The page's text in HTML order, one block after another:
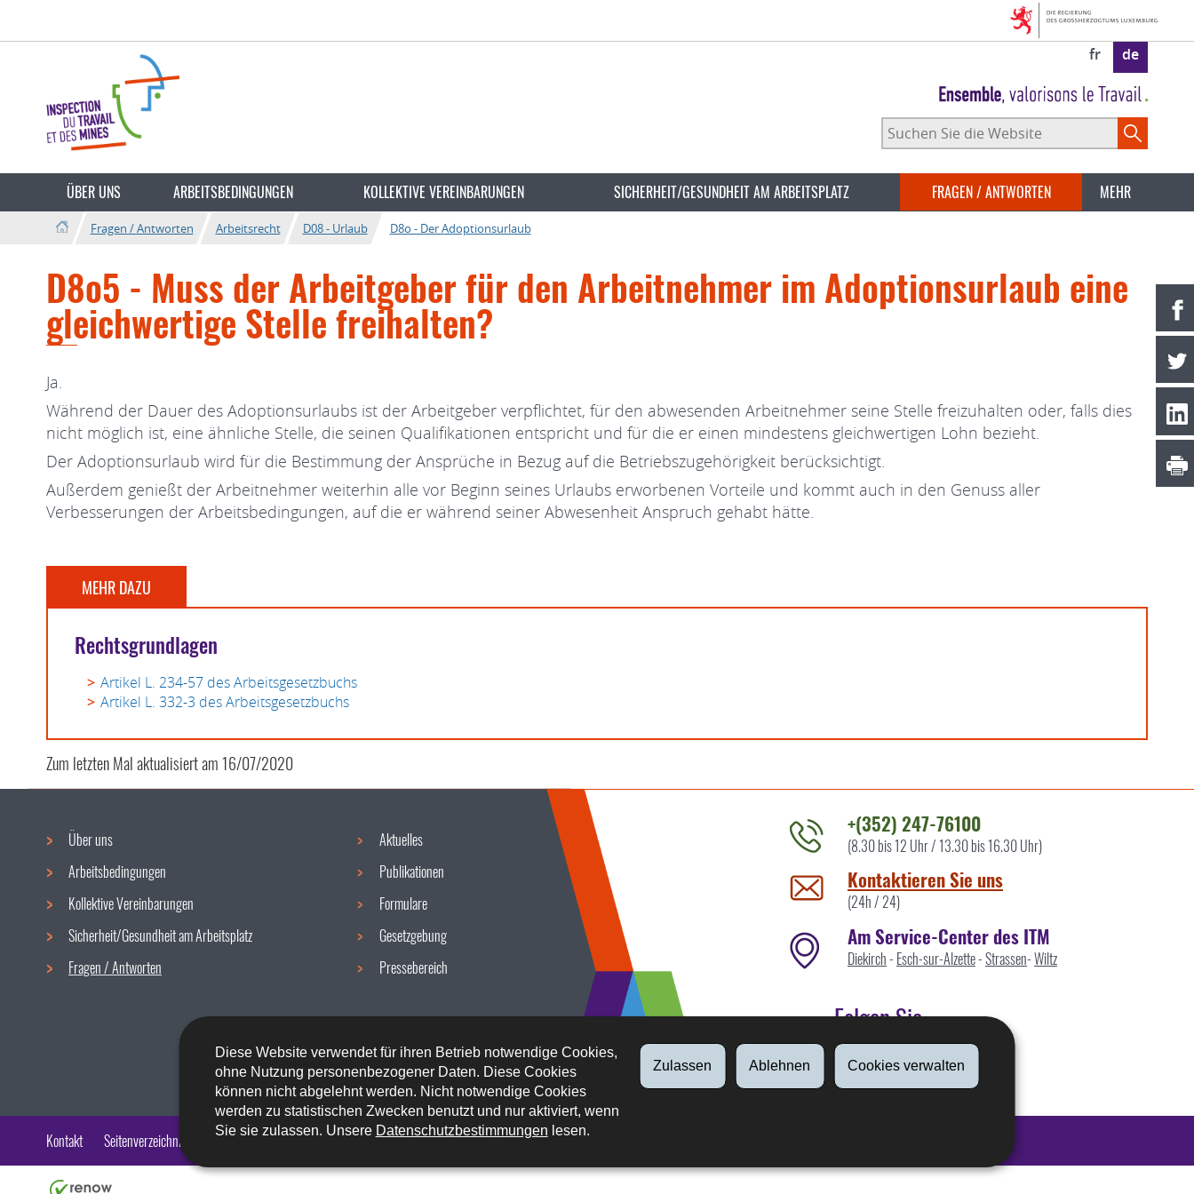
Diese Website verwendet für ihren Betrieb notwendige Cookies,
ohne Nutzung personenbezogener Daten. Diese Cookies
können nicht abgelehnt werden. Nicht notwendige Cookies
werden zu statistischen Zwecken benutzt und nur aktiviert, wenn
Sie sie zulassen. Unsere Datenschutzbestimmungen lesen.
Zulassen Ablehnen Cookies verwalten
wechseln
fr de
Suchen
Sie
Website
ÜBER UNS ARBEITSBEDINGUNGEN KOLLEKTIVE VEREINBARUNGEN SICHERHEIT/GESUNDHEIT AM ARBEITSPLATZ FRAGEN / ANTWORTEN MEHR
Fragen / Antworten Arbeitsrecht D08 - Urlaub D8o - Der Adoptionsurlaub
D8o5 - Muss der Arbeitgeber für den Arbeitnehmer im Adoptionsurlaub eine
gleichwertige Stelle freihalten?
Ja.
Während der Dauer des Adoptionsurlaubs ist der Arbeitgeber verpflichtet, für den abwesenden Arbeitnehmer seine Stelle freizuhalten oder, falls dies
nicht möglich ist, eine ähnliche Stelle, die seinen Qualifikationen entspricht und für die er einen mindestens gleichwertigen Lohn bezieht.
Der Adoptionsurlaub wird für die Bestimmung der Ansprüche in Bezug auf die Betriebszugehörigkeit berücksichtigt.
Außerdem genießt der Arbeitnehmer weiterhin alle vor Beginn seines Urlaubs erworbenen Vorteile und kommt auch in den Genuss aller
Verbesserungen der Arbeitsbedingungen, auf die er während seiner Abwesenheit Anspruch gehabt hätte.
MEHR DAZU
Rechtsgrundlagen
Artikel L. 234-57 des Arbeitsgesetzbuchs
Artikel L. 332-3 des Arbeitsgesetzbuchs
Zum letzten Mal aktualisiert am16/07/2020
Navigationsmenü
Über uns
Arbeitsbedingungen
Kollektive Vereinbarungen
Sicherheit/Gesundheit am Arbeitsplatz
Fragen / Antworten
Aktuelles
Publikationen
Formulare
Gesetzgebung
Pressebereich
Kontaktieren
Sie
uns
+(352) 247-76100
(8.30 bis 12 Uhr / 13.30 bis 16.30 Uhr)
Kontaktieren Sie uns
(24h / 24)
Am Service-Center des ITM
Diekirch- Esch-sur-Alzette-Strassen-Wiltz
Folgen Sie
Linkedin
Kontakt Seitenverzeichnis Impressum Barrierefreiheit Rechtliche Aspekte Datenschutz